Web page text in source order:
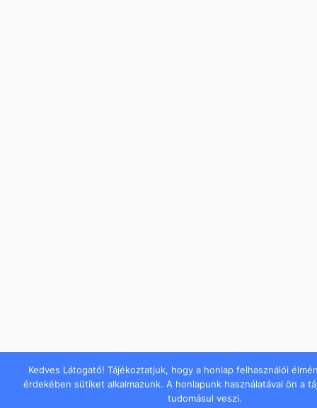
Kedves Látogató! Tájékoztatjuk, hogy a honlap felhasználói
érdekében sütiket alkalmazunk. A honlapunk használatával ön a
tudomásul veszi.